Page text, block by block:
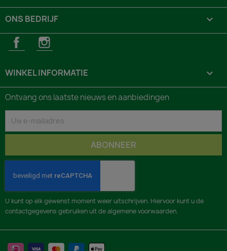
ONS BEDRIJF 
FacebookInstagram
WINKEL INFORMATIE keyboard_arrow_down
Ontvang ons laatste nieuws en aanbiedingen
U kunt op elk gewenst moment weer uitschrijven. Hiervoor kunt u de
contactgegevens gebruiken uit de algemene voorwaarden.